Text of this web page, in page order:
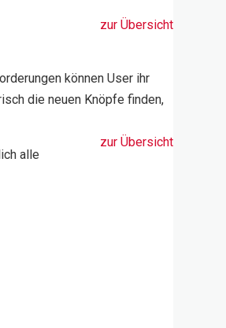
zur Übersicht
können User ihr
die neuen Knöpfe finden,
zur Übersicht
alle